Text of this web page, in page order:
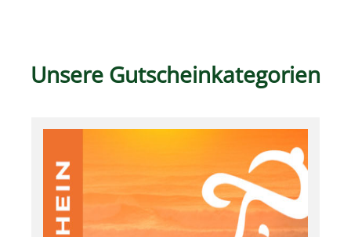
Unsere Gutscheinkategorien